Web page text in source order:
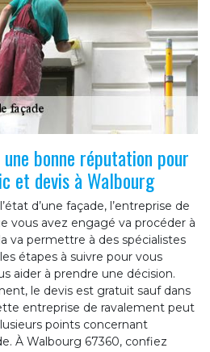
bonne réputation pour
et devis à Walbourg
d’une façade, l’entreprise de
vous avez engagé va procéder à
va permettre à des spécialistes
étapes à suivre pour vous
aider à prendre une décision.
le devis est gratuit sauf dans
entreprise de ravalement peut
points concernant
À Walbourg 67360, confiez